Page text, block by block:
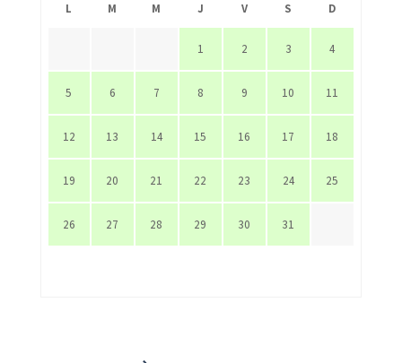
L M M J V S D
1 2 3 4
5 6 7 8 9 10 11
12 13 14 15 16 17 18
19 20 21 22 23 24 25
26 27 28 29 30 31